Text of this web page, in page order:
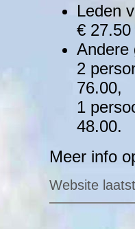
Leden
€
Andere
2
76.00,
1
48.00.
Meer info
Website